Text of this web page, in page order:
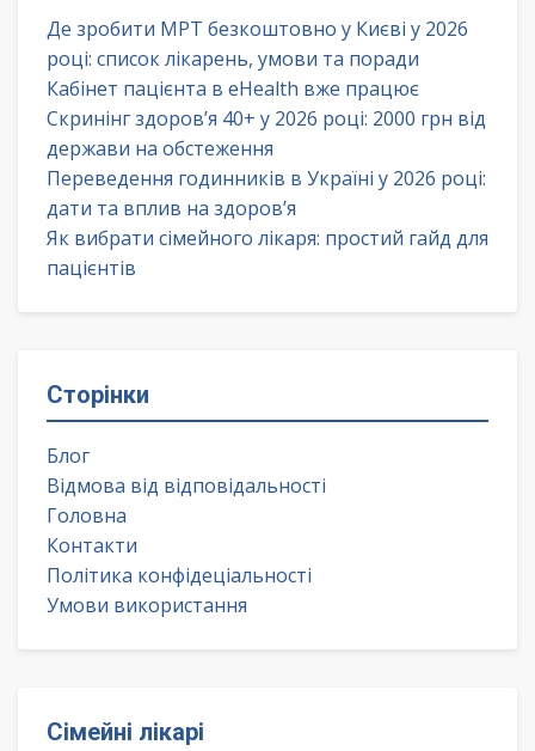
Де зробити МРТ безкоштовно у Києві у 2026
році: список лікарень, умови та поради
Кабінет пацієнта в eHealth вже працює
Скринінг здоров’я 40+ у 2026 році: 2000 грн від
держави на обстеження
Переведення годинників в Україні у 2026 році:
дати та вплив на здоров’я
Як вибрати сімейного лікаря: простий гайд для
пацієнтів
Сторінки
Блог
Відмова від відповідальності
Головна
Контакти
Політика конфідеціальності
Умови використання
Сімейні лікарі